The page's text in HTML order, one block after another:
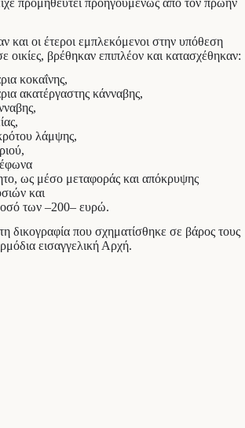
και οι έτεροι εμπλεκόμενοι στην υπόθεση
οικίες, βρέθηκαν επιπλέον και κατασχέθηκαν:
κοκαΐνης,
ακατέργαστης κάνναβης,
λάμψης,
ως μέσο μεταφοράς και απόκρυψης
και
των –200– ευρώ.
δικογραφία που σχηματίσθηκε σε βάρος τους
εισαγγελική Αρχή.